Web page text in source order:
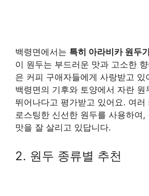
백령면에서는 특히 아라비카 원두
이 원두는 부드러운 맛과 고소한
은 커피 구애자들에게 사랑받고 있
백령면의 기후와 토양에서 자란 원
뛰어나다고 평가받고 있어요. 여러
로스팅한 신선한 원두를 사용하여,
맛을 잘 살리고 있답니다.
2. 원두 종류별 추천